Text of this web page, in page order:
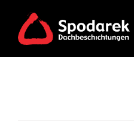
content